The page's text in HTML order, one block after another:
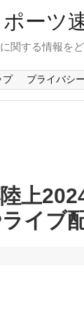
ーツ
関する情報を
プ プライバシ
上
イブ